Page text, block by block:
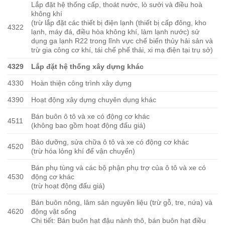
4322
Lắp đặt hệ thống cấp, thoát nước, lò sưởi và điều hoà
không khí
(trừ lắp đặt các thiết bị điện lạnh (thiết bị cấp đông, kho
lạnh, máy đá, điều hòa không khí, làm lạnh nước) sử
dụng ga lạnh R22 trong lĩnh vực chế biến thủy hải sản và
trừ gia công cơ khí, tái chế phế thải, xi mạ điện tại trụ sở)
4329 Lắp đặt hệ thống xây dựng khác
4330 Hoàn thiện công trình xây dựng
4390 Hoạt động xây dựng chuyên dụng khác
4511
Bán buôn ô tô và xe có động cơ khác
(không bao gồm hoạt động đấu giá)
4520
Bảo dưỡng, sửa chữa ô tô và xe có động cơ khác
(trừ hóa lỏng khí để vận chuyển)
4530
Bán phụ tùng và các bộ phận phụ trợ của ô tô và xe có
động cơ khác
(trừ hoạt động đấu giá)
4620
Bán buôn nông, lâm sản nguyên liệu (trừ gỗ, tre, nứa) và
động vật sống
Chi tiết: Bán buôn hạt đậu nành thô, bán buôn hạt điều